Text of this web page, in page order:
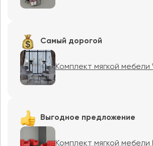
Самый дорогой
Комплект мягкой мебели
Выгодное предложение
Комплект мягкой мебели